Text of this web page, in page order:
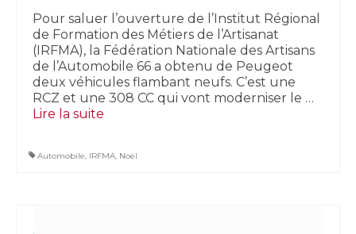
Pour saluer l’ouverture de l’Institut Régional
de Formation des Métiers de l’Artisanat
(IRFMA), la Fédération Nationale des Artisans
de l’Automobile 66 a obtenu de Peugeot
deux véhicules flambant neufs. C’est une
RCZ et une 308 CC qui vont moderniser le …
Lire la suite­­
Automobile, IRFMA, Noël